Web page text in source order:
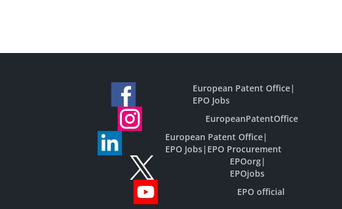
European Patent Office|
EPO Jobs
EuropeanPatentOffice
European Patent Office|
EPO Jobs| EPO Procurement
EPOorg|
EPOjobs
EPO official